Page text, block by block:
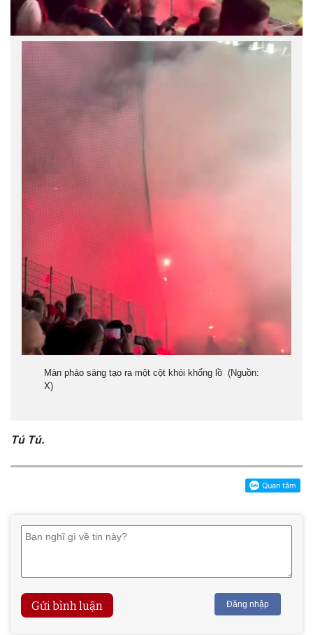
Màn pháo sáng tạo ra một cột khói khổng lồ (Nguồn:
X)
Tú Tú.
Gửi bình luận Đăng nhập